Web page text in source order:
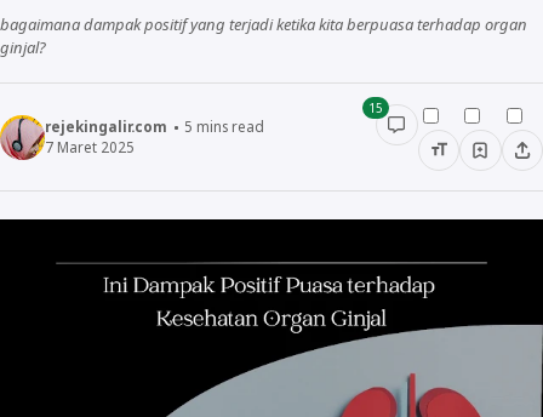
bagaimana dampak positif yang terjadi ketika kita berpuasa terhadap organ
ginjal?
rejekingalir.com 5 mins read
7 Maret 2025
15